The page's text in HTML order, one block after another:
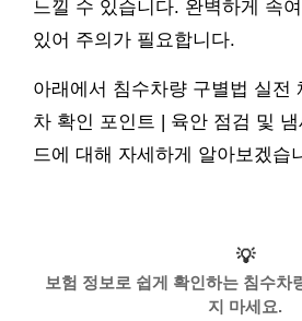
느낄 수 있습니다. 완벽하게 속
있어 주의가 필요합니다.
아래에서 침수차량 구별법 실전
차 확인 포인트 | 육안 점검 및
드에 대해 자세하게 알아보겠습
💡
보험 정보로 쉽게 확인하는 침수차
지 마세요.